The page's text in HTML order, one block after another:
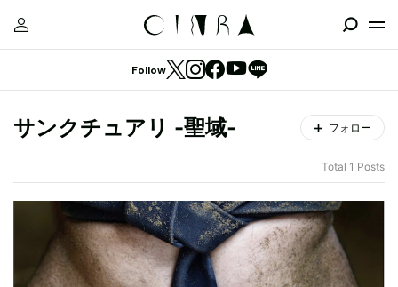
Follow
サンクチュアリ -聖域- フォロー
Total 1 Posts